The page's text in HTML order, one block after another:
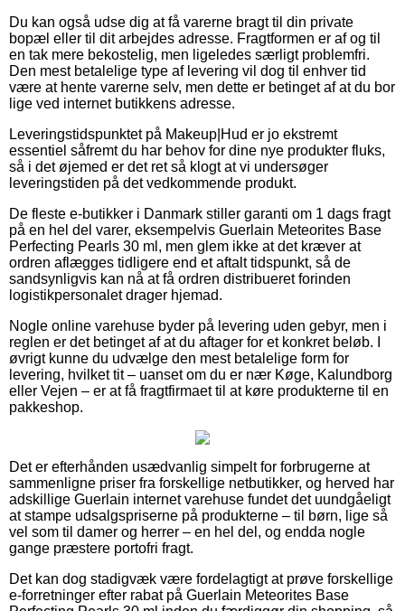
Du kan også udse dig at få varerne bragt til din private
bopæl eller til dit arbejdes adresse. Fragtformen er af og til
en tak mere bekostelig, men ligeledes særligt problemfri.
Den mest betalelige type af levering vil dog til enhver tid
være at hente varerne selv, men dette er betinget af at du bor
lige ved internet butikkens adresse.
Leveringstidspunktet på Makeup|Hud er jo ekstremt
essentiel såfremt du har behov for dine nye produkter fluks,
så i det øjemed er det ret så klogt at vi undersøger
leveringstiden på det vedkommende produkt.
De fleste e-butikker i Danmark stiller garanti om 1 dags fragt
på en hel del varer, eksempelvis Guerlain Meteorites Base
Perfecting Pearls 30 ml, men glem ikke at det kræver at
ordren aflægges tidligere end et aftalt tidspunkt, så de
sandsynligvis kan nå at få ordren distribueret forinden
logistikpersonalet drager hjemad.
Nogle online varehuse byder på levering uden gebyr, men i
reglen er det betinget af at du aftager for et konkret beløb. I
øvrigt kunne du udvælge den mest betalelige form for
levering, hvilket tit – uanset om du er nær Køge, Kalundborg
eller Vejen – er at få fragtfirmaet til at køre produkterne til en
pakkeshop.
Det er efterhånden usædvanlig simpelt for forbrugerne at
sammenligne priser fra forskellige netbutikker, og herved har
adskillige Guerlain internet varehuse fundet det uundgåeligt
at stampe udsalgspriserne på produkterne – til børn, lige så
vel som til damer og herrer – en hel del, og endda nogle
gange præstere portofri fragt.
Det kan dog stadigvæk være fordelagtigt at prøve forskellige
e-forretninger efter rabat på Guerlain Meteorites Base